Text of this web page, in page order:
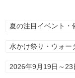
夏の注目イベント・
水かけ祭り・ウォー
2026年9月19日～23